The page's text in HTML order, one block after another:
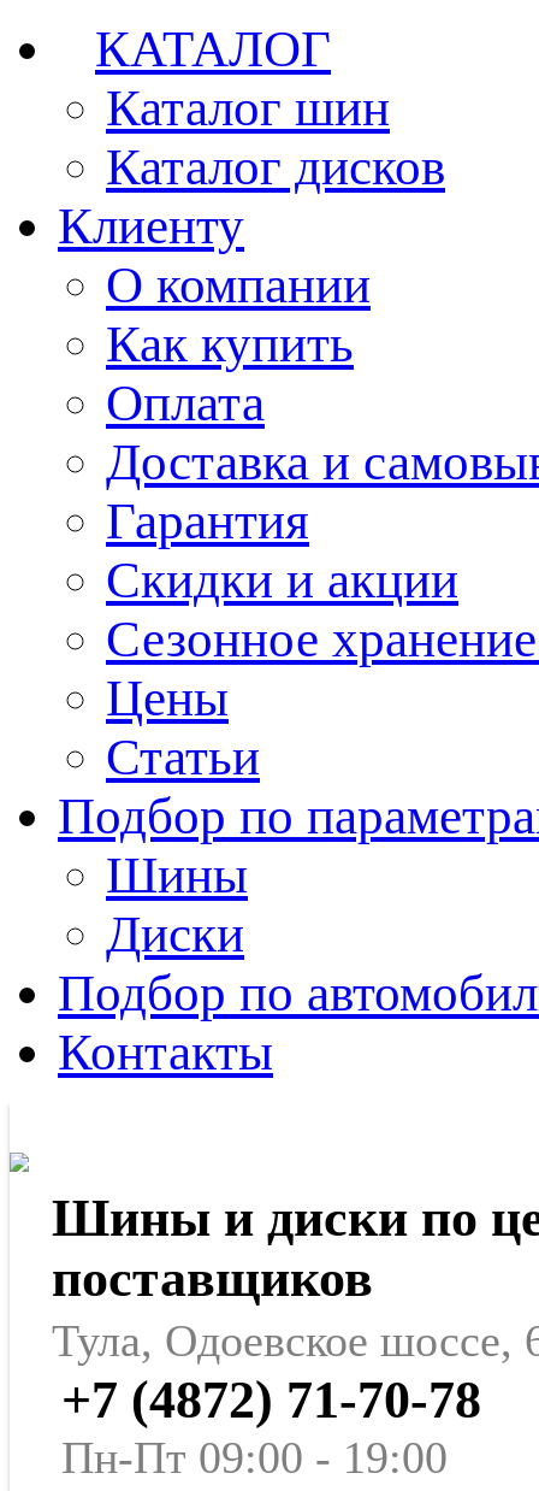
КАТАЛОГ
Каталог шин
Каталог дисков
Клиенту
О компании
Как купить
Оплата
Доставка и
Гарантия
Скидки и акции
Сезонное
Цены
Статьи
Подбор по
Шины
Диски
Подбор по
Контакты
Шины и диски по
поставщиков
Тула, Одоевское шоссе,
+7 (4872) 71-70-78
Пн-Пт 09:00 - 19:00